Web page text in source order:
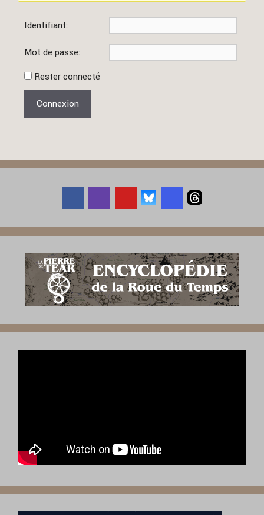
Identifiant:
Mot de passe:
Rester connecté
Connexion